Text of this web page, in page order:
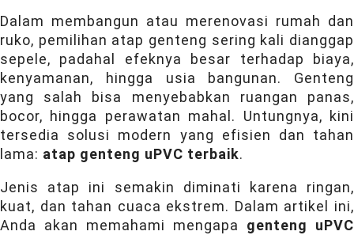
Dalam membangun atau merenovasi rumah dan
ruko, pemilihan atap genteng sering kali dianggap
sepele, padahal efeknya besar terhadap biaya,
kenyamanan, hingga usia bangunan. Genteng
yang salah bisa menyebabkan ruangan panas,
bocor, hingga perawatan mahal. Untungnya, kini
tersedia solusi modern yang efisien dan tahan
lama: atap genteng uPVC terbaik.
Jenis atap ini semakin diminati karena ringan,
kuat, dan tahan cuaca ekstrem. Dalam artikel ini,
Anda akan memahami mengapa genteng uPVC